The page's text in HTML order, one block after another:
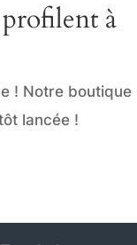
profilent à
! Notre boutique
lancée !